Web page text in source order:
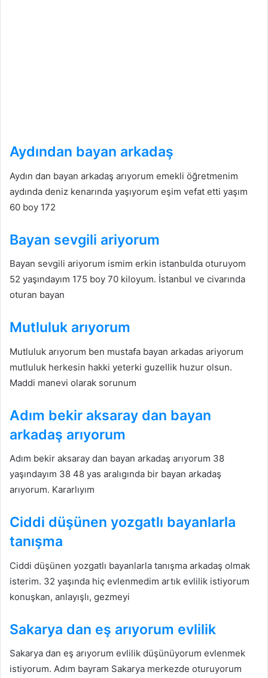
Aydından bayan arkadaş
Aydın dan bayan arkadaş arıyorum emekli öğretmenim
aydında deniz kenarında yaşıyorum eşim vefat etti yaşım
60 boy 172
Bayan sevgili ariyorum
Bayan sevgili ariyorum ismim erkin istanbulda oturuyom
52 yaşındayım 175 boy 70 kiloyum. İstanbul ve civarında
oturan bayan
Mutluluk arıyorum
Mutluluk arıyorum ben mustafa bayan arkadas ariyorum
mutluluk herkesin hakki yeterki guzellik huzur olsun.
Maddi manevi olarak sorunum
Adım bekir aksaray dan bayan
arkadaş arıyorum
Adım bekir aksaray dan bayan arkadaş arıyorum 38
yaşındayım 38 48 yas aralıgında bir bayan arkadaş
arıyorum. Kararlıyım
Ciddi düşünen yozgatlı bayanlarla
tanışma
Ciddi düşünen yozgatlı bayanlarla tanışma arkadaş olmak
isterim. 32 yaşında hiç evlenmedim artık evlilik istiyorum
konuşkan, anlayışlı, gezmeyi
Sakarya dan eş arıyorum evlilik
Sakarya dan eş arıyorum evlilik düşünüyorum evlenmek
istiyorum. Adım bayram Sakarya merkezde oturuyorum